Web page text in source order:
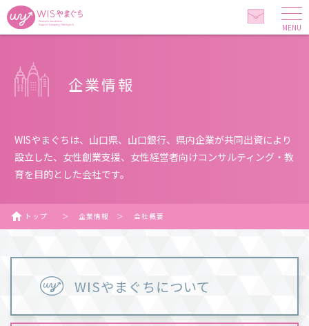
企業情報
WISやまぐちは、山口県、山口銀行、県内企業が共同出資により
設立した、 女性創業支援、女性経営者向けコンサルティング・教
育を目的とした会社です。
トップ ＞ 企業情報 ＞ 会社概要
WISやまぐちについて
MENU